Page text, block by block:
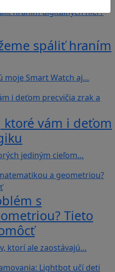
spáliť hraním
moje Smart Watch aj…
ktoré vám i deťom
jediným cieľom…
s
Tieto
ktorí ale zaostávajú…